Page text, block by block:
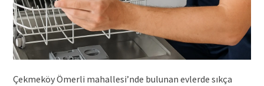
Çekmeköy Ömerli mahallesi’nde bulunan evlerde sıkça